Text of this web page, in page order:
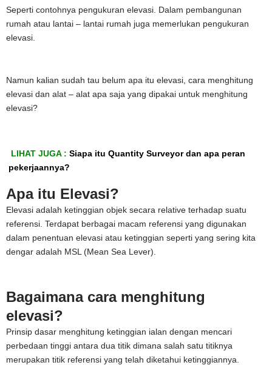
Seperti contohnya pengukuran elevasi. Dalam pembangunan
rumah atau lantai – lantai rumah juga memerlukan pengukuran
elevasi.
Namun kalian sudah tau belum apa itu elevasi, cara menghitung
elevasi dan alat – alat apa saja yang dipakai untuk menghitung
elevasi?
LIHAT JUGA :Siapa itu Quantity Surveyor dan apa peran
pekerjaannya?
Apa itu Elevasi?
Elevasi adalah ketinggian objek secara relative terhadap suatu
referensi. Terdapat berbagai macam referensi yang digunakan
dalam penentuan elevasi atau ketinggian seperti yang sering kita
dengar adalah MSL (Mean Sea Lever).
Bagaimana cara menghitung
elevasi?
Prinsip dasar menghitung ketinggian ialan dengan mencari
perbedaan tinggi antara dua titik dimana salah satu titiknya
merupakan titik referensi yang telah diketahui ketinggiannya.